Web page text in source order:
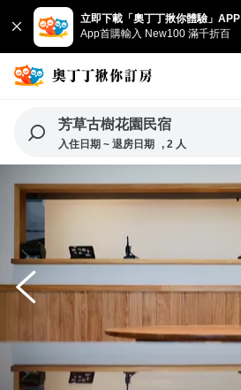
立即下載「奧丁丁揪你體驗」APP
App首購輸入 New100 滿千折百
芳草古樹花園民宿
入住日期 ~ 退房日期 , 2 人